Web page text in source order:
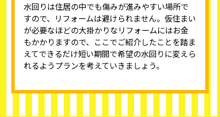
水回りは住居の中でも傷みが進みやすい場所で
すので、リフォームは避けられません。仮住まい
が必要なほどの大掛かりなリフォームにはお金
もかかりますので、ここでご紹介したことを踏ま
えてできるだけ短い期間で希望の水回りに変えら
れるようプランを考えていきましょう。